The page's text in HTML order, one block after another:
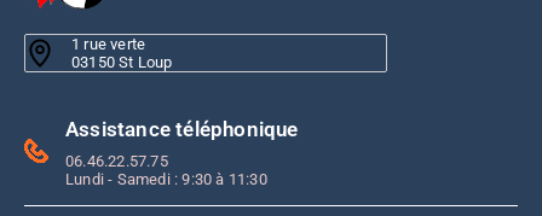
1 rue verte
03150 St Loup
Assistance téléphonique
06.46.22.57.75
Lundi - Samedi : 9:30 à 11:30